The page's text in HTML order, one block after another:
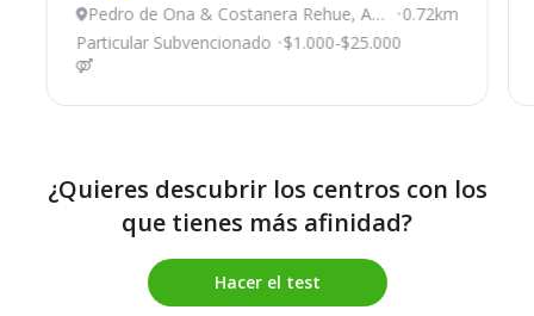
Pedro de Ona & Costanera Rehue, An
gol
0.72km
Particular Subvencionado $1.000-$25.000
¿Quieres descubrir los centros con los
que tienes más afinidad?
Hacer el test